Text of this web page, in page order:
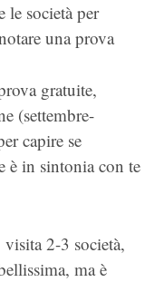
le società per
una prova
gratuite,
(settembre-
capire se
è in sintonia con te
2-3 società,
ma è